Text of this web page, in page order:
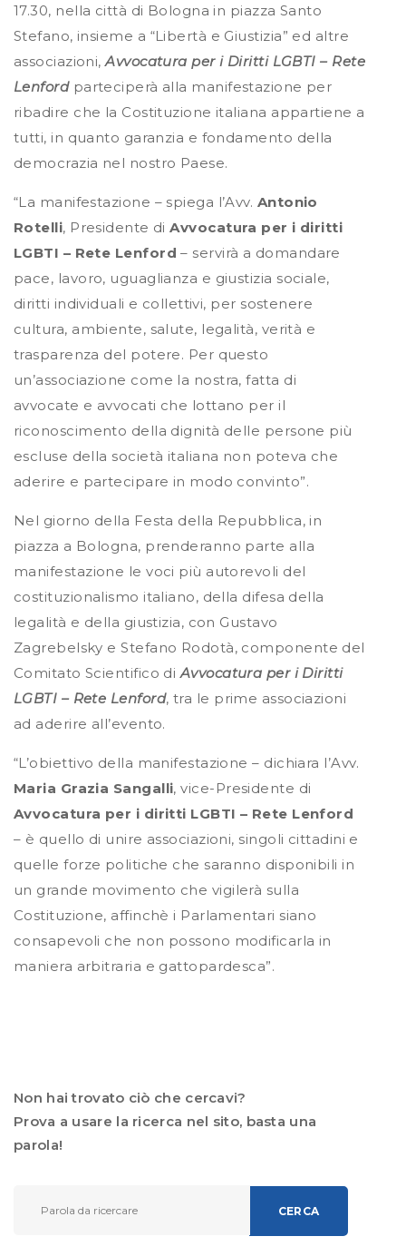
17.30, nella città di Bologna in piazza Santo
Stefano, insieme a “Libertà e Giustizia” ed altre
associazioni,Avvocatura per i Diritti LGBTI – Rete
Lenfordparteciperà alla manifestazione per
ribadire che la Costituzione italiana appartiene a
tutti, in quanto garanzia e fondamento della
democrazia nel nostro Paese.
“La manifestazione – spiega l’Avv. Antonio
Rotelli, Presidente di Avvocatura per i diritti
LGBTI – Rete Lenford – servirà a domandare
pace, lavoro, uguaglianza e giustizia sociale,
diritti individuali e collettivi, per sostenere
cultura, ambiente, salute, legalità, verità e
trasparenza del potere. Per questo
un’associazione come la nostra, fatta di
avvocate e avvocati che lottano per il
riconoscimento della dignità delle persone più
escluse della società italiana non poteva che
aderire e partecipare in modo convinto”.
Nel giorno della Festa della Repubblica, in
piazza a Bologna, prenderanno parte alla
manifestazione le voci più autorevoli del
costituzionalismo italiano, della difesa della
legalità e della giustizia, con Gustavo
Zagrebelsky e Stefano Rodotà, componente del
Comitato Scientifico di Avvocatura per i Diritti
LGBTI – Rete Lenford, tra le prime associazioni
ad aderire all’evento.
“L’obiettivo della manifestazione – dichiara l’Avv.
Maria Grazia Sangalli, vice-Presidente di
Avvocatura per i diritti LGBTI – Rete Lenford
– è quello di unire associazioni, singoli cittadini e
quelle forze politiche che saranno disponibili in
un grande movimento che vigilerà sulla
Costituzione, affinchè i Parlamentari siano
consapevoli che non possono modificarla in
maniera arbitraria e gattopardesca”.
Non hai trovato ciò che cercavi?
Prova a usare la ricerca nel sito, basta una
parola!
CERCA